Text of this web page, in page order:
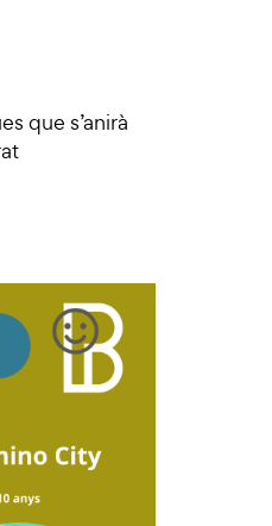
que s’anirà